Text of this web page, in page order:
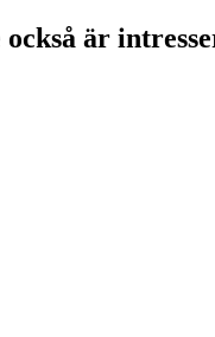
också är